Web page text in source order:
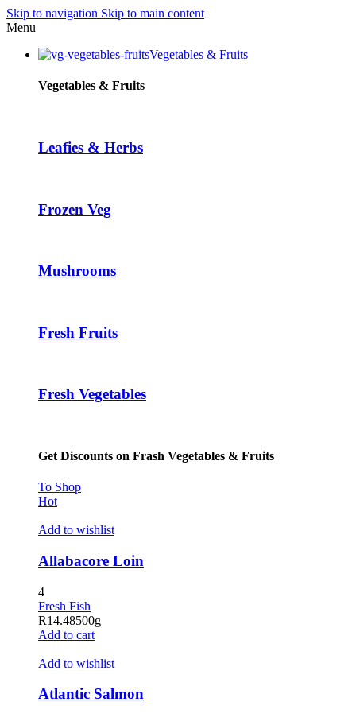
Skip to navigation Skip to main content
Menu
Vegetables & Fruits
Vegetables & Fruits
Leafies & Herbs
Frozen Veg
Mushrooms
Fresh Fruits
Fresh Vegetables
Get Discounts on Frash Vegetables & Fruits
To Shop
Hot
Add to wishlist
Allabacore Loin
4
Fresh Fish
R14.48500g
Add to cart
Add to wishlist
Atlantic Salmon